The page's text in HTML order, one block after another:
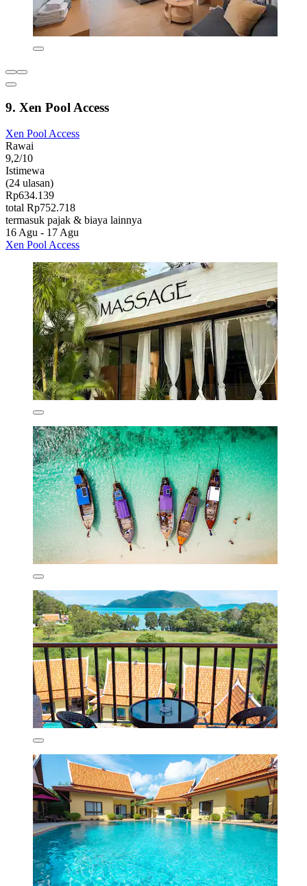
9. Xen Pool Access
Xen Pool Access
Rawai
9,2/10
Istimewa
(24 ulasan)
Rp634.139
total Rp752.718
termasuk pajak & biaya lainnya
16 Agu - 17 Agu
Xen Pool Access